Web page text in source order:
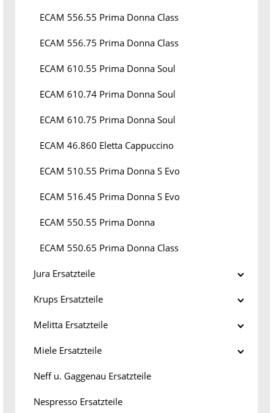
ECAM 556.55 Prima Donna Class
ECAM 556.75 Prima Donna Class
ECAM 610.55 Prima Donna Soul
ECAM 610.74 Prima Donna Soul
ECAM 610.75 Prima Donna Soul
ECAM 46.860 Eletta Cappuccino
ECAM 510.55 Prima Donna S Evo
ECAM 516.45 Prima Donna S Evo
ECAM 550.55 Prima Donna
ECAM 550.65 Prima Donna Class
Jura Ersatzteile
Krups Ersatzteile
Melitta Ersatzteile
Miele Ersatzteile
Neff u. Gaggenau Ersatzteile
Nespresso Ersatzteile